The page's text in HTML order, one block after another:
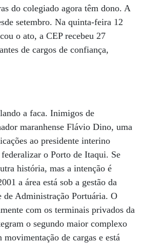
do colegiado agora têm dono. A
setembro. Na quinta-feira 12
o ato, a CEP recebeu 27
de cargos de confiança,
a faca. Inimigos de
maranhense Flávio Dino, uma
ao presidente interino
o Porto de Itaqui. Se
história, mas a intenção é
a área está sob a gestão da
de Administração Portuária. O
com os terminais privados da
o segundo maior complexo
movimentação de cargas e está